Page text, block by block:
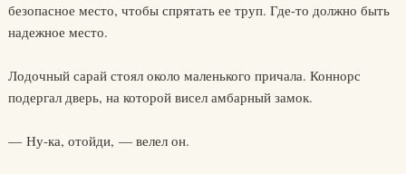
безопасное место, чтобы спрятать ее труп. Где-то должно быть
надежное место.
Лодочный сарай стоял около маленького причала. Коннорс
подергал дверь, на которой висел амбарный замок.
— Ну-ка, отойди, — велел он.